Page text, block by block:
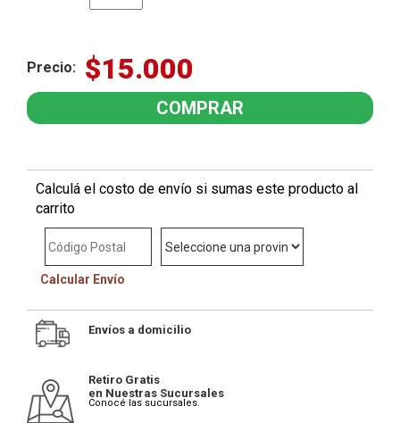
Precio: $15.000
Calculá el costo de envío si sumas este producto al
carrito
Calcular Envío
Envíos a domicilio
Retiro Gratis
en Nuestras Sucursales
Conocé las sucursales.